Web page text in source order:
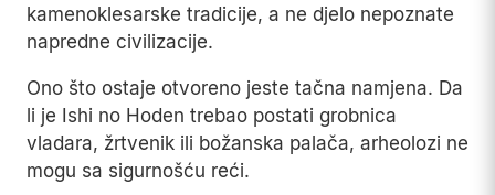
kamenoklesarske tradicije, a ne djelo nepoznate
napredne civilizacije.
Ono što ostaje otvoreno jeste tačna namjena. Da
li je Ishi no Hoden trebao postati grobnica
vladara, žrtvenik ili božanska palača, arheolozi ne
mogu sa sigurnošću reći.